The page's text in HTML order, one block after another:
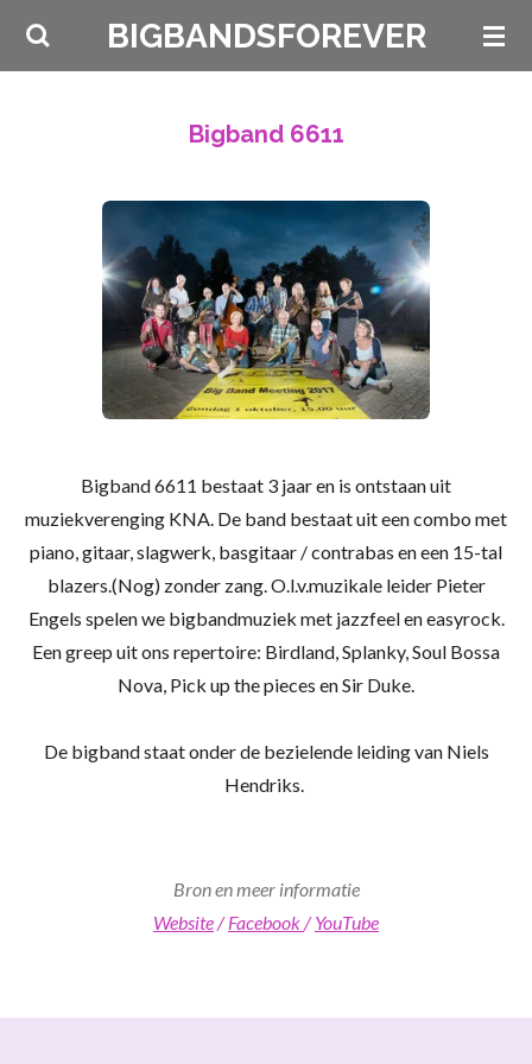
Ga
BIGBANDSFOREVER
Bigband 6611
Bigband 6611 bestaat 3 jaar en is ontstaan uit
muziekverenging KNA. De band bestaat uit een combo met
piano, gitaar, slagwerk, basgitaar / contrabas en een 15-tal
blazers.(Nog) zonder zang. O.l.v.muzikale leider Pieter
Engels spelen we bigbandmuziek met jazzfeel en easyrock.
Een greep uit ons repertoire: Birdland, Splanky, Soul Bossa
Nova, Pick up the pieces en Sir Duke.
De bigband staat onder de bezielende leiding van Niels
Hendriks.
Bron en meer informatie
Website/Facebook/YouTube